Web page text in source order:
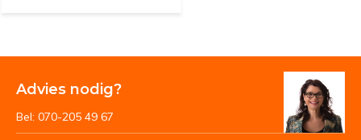
Advies nodig?
Bel: 070-205 49 67